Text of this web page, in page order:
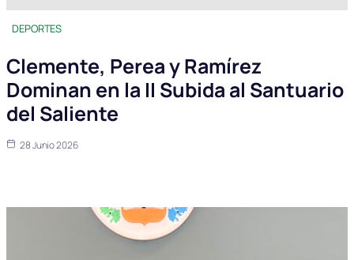
DEPORTES
Clemente, Perea y Ramírez
Dominan en la II Subida al Santuario
del Saliente
28 Junio 2026